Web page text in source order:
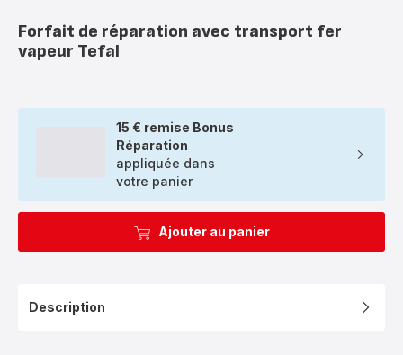
Forfait de réparation avec transport fer
vapeur Tefal
15 € remise Bonus
Réparation
appliquée dans
votre panier
Ajouter au panier
Description